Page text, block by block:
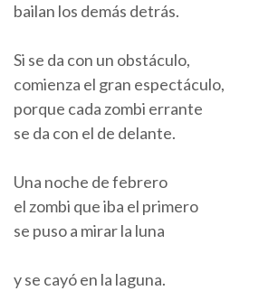
bailan los demás detrás.
Si se da con un obstáculo,
comienza el gran espectáculo,
porque cada zombi errante
se da con el de delante.
Una noche de febrero
el zombi que iba el primero
se puso a mirar la luna
y se cayó en la laguna.